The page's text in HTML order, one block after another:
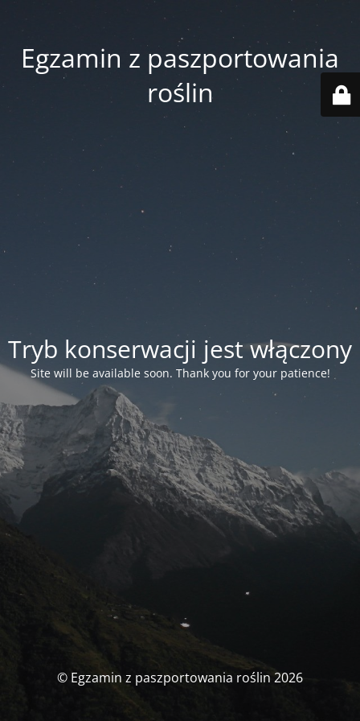
Egzamin z paszportowania
roślin
Tryb konserwacji jest włączony
Site will be available soon. Thank you for your patience!
© Egzamin z paszportowania roślin 2026